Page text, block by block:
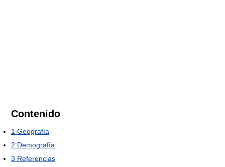
Contenido
1 Geografía
2 Demografía
3 Referencias